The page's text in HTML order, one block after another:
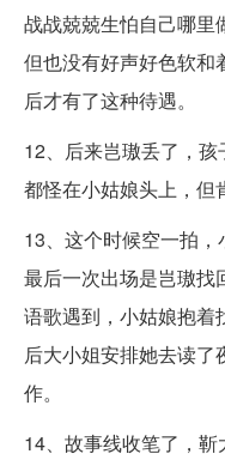
战战兢兢生怕自己哪里
但也没有好声好色软和
后才有了这种待遇。
12、后来岂璈丢了，
都怪在小姑娘头上，但
13、这个时候空一拍
最后一次出场是岂璈找
语歌遇到，小姑娘抱着
后大小姐安排她去读
作。
14、故事线收笔了，靳